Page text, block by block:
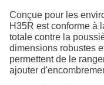
Conçue pour les
H35R est conforme à
totale contre la
dimensions robustes
permettent de le
ajouter